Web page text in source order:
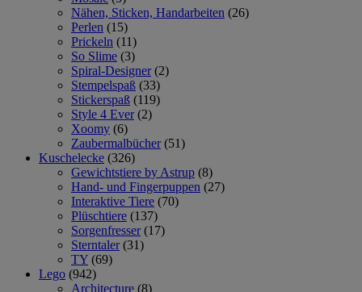
Nähen, Sticken, Handarbeiten (26)
Perlen (15)
Prickeln (11)
So Slime (3)
Spiral-Designer (2)
Stempelspaß (33)
Stickerspaß (119)
Style 4 Ever (2)
Xoomy (6)
Zaubermalbücher (51)
Kuschelecke (326)
Gewichtstiere by Astrup (8)
Hand- und Fingerpuppen (27)
Interaktive Tiere (70)
Plüschtiere (137)
Sorgenfresser (17)
Sterntaler (31)
TY (69)
Lego (942)
Architecture (8)